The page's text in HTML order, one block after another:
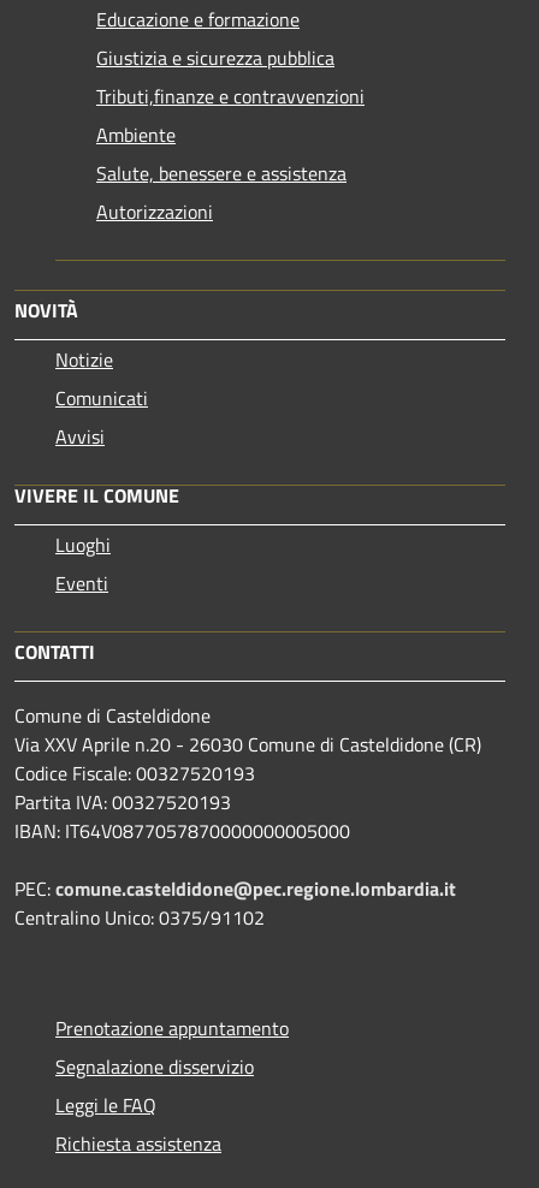
Educazione e formazione
Giustizia e sicurezza pubblica
Tributi,finanze e contravvenzioni
Ambiente
Salute, benessere e assistenza
Autorizzazioni
NOVITÀ
Notizie
Comunicati
Avvisi
VIVERE IL COMUNE
Luoghi
Eventi
CONTATTI
Comune di Casteldidone
Via XXV Aprile n.20 - 26030 Comune di Casteldidone (CR)
Codice Fiscale: 00327520193
Partita IVA: 00327520193
IBAN: IT64V0877057870000000005000
PEC:comune.casteldidone@pec.regione.lombardia.it
Centralino Unico: 0375/91102
Prenotazione appuntamento
Segnalazione disservizio
Leggi le FAQ
Richiesta assistenza